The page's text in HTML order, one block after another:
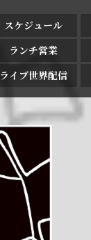
スケジュール
ランチ営業
ライブ世界配信